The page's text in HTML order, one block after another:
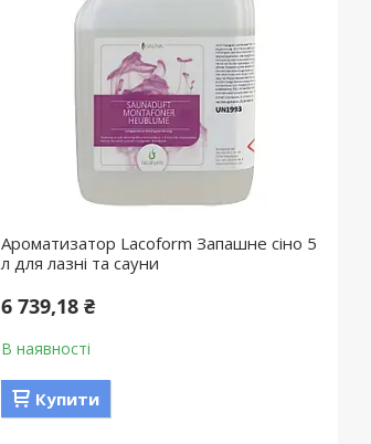
Ароматизатор Lacoform Запашне сіно 5
л для лазні та сауни
6 739,18 ₴
В наявності
Купити